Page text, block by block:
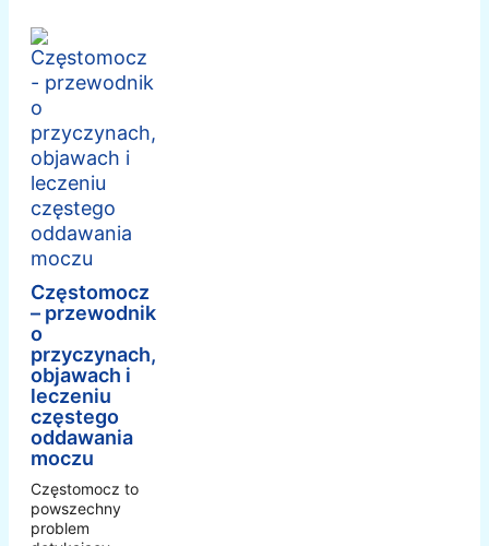
Częstomocz
– przewodnik
o
przyczynach,
objawach i
leczeniu
częstego
oddawania
moczu
Częstomocz to
powszechny
problem